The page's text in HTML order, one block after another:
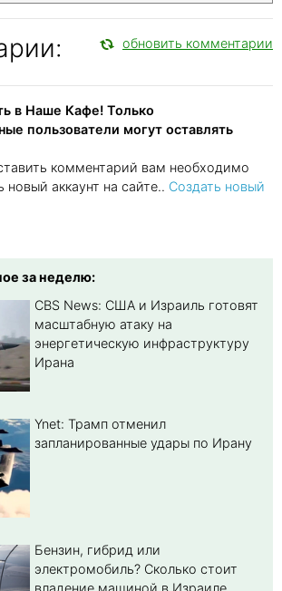
обновить комментарии
в Наше Кафе! Только
пользователи могут оставлять
комментарий вам необходимо
новый аккаунт на сайте.. Создать новый
за неделю:
CBS News: США и Израиль готовят
масштабную атаку на
энергетическую инфраструктуру
Ирана
Ynet: Трамп отменил
запланированные удары по Ирану
Бензин, гибрид или
электромобиль? Cколько стоит
владение машиной в Израиле